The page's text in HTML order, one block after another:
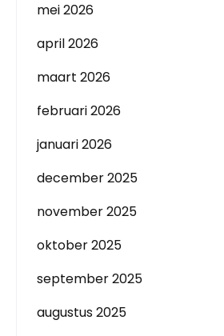
mei 2026
april 2026
maart 2026
februari 2026
januari 2026
december 2025
november 2025
oktober 2025
september 2025
augustus 2025